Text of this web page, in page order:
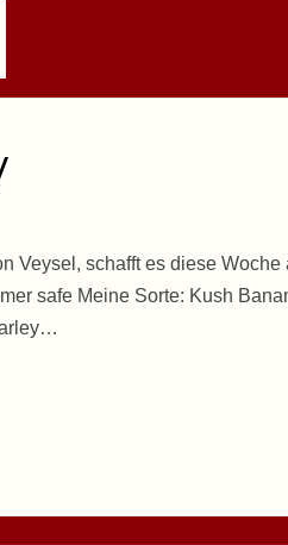
Veysel, schafft es diese
safe Meine Sorte: Kush